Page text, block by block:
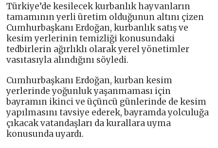
Türkiye’de kesilecek kurbanlık hayvanların
tamamının yerli üretim olduğunun altını çizen
Cumhurbaşkanı Erdoğan, kurbanlık satış ve
kesim yerlerinin temizliği konusundaki
tedbirlerin ağırlıklı olarak yerel yönetimler
vasıtasıyla alındığını söyledi.
Cumhurbaşkanı Erdoğan, kurban kesim
yerlerinde yoğunluk yaşanmaması için
bayramın ikinci ve üçüncü günlerinde de kesim
yapılmasını tavsiye ederek, bayramda yolculuğa
çıkacak vatandaşları da kurallara uyma
konusunda uyardı.